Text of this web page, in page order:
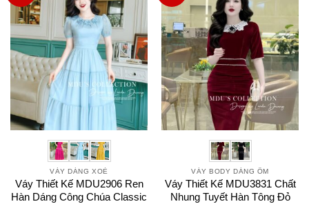
VÁY DÁNG XOÈ
Váy Thiết Kế MDU2906 Ren
Hàn Dáng Công Chúa Classic
VÁY BODY DÁNG ÔM
Váy Thiết Kế MDU3831 Chất
Nhung Tuyết Hàn Tông Đỏ